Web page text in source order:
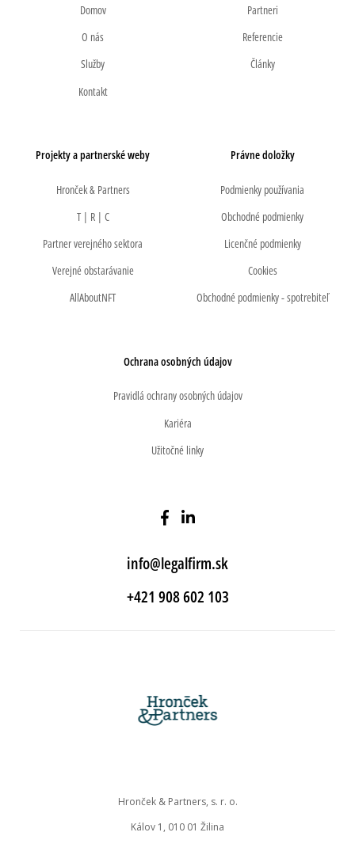
Domov
O nás
Služby
Kontakt
Partneri
Referencie
Články
Projekty a partnerské weby
Hronček & Partners
T | R | C
Partner verejného sektora
Verejné obstarávanie
AllAboutNFT
Právne doložky
Podmienky používania
Obchodné podmienky
Licenčné podmienky
Cookies
Obchodné podmienky - spotrebiteľ
Ochrana osobných údajov
Pravidlá ochrany osobných údajov
Kariéra
Užitočné linky
info@legalfirm.sk
+421 908 602 103
Hronček & Partners, s. r. o.
Kálov 1, 010 01 Žilina